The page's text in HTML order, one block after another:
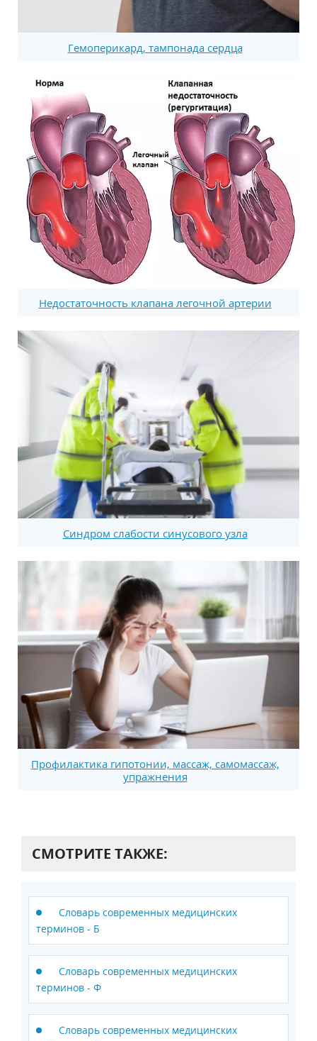
Гемоперикард, тампонада сердца
Недостаточность клапана легочной артерии
Синдром слабости синусового узла
Профилактика гипотонии, массаж, самомассаж,
упражнения
СМОТРИТЕ ТАКЖЕ:
Словарь современных медицинских
терминов - Б
Словарь современных медицинских
терминов - Ф
Словарь современных медицинских